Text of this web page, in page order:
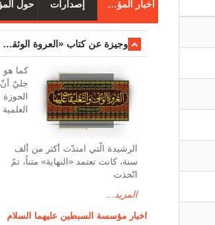
أخبار المؤسسة إصدارات
وجیزة عن کتاب «العروة الوثقی والتعلیقات علیها»
کما هو
جليّ أنّ
الحوزة
العلمیة
الرشیدة الّتي امتدّت أكثر من ألف
سنة، كانت تعتمد «النهاية» متناً، ثمّ
اتّخذت
المزيد...
اخبار مؤسسة السبطين عليهما السلام